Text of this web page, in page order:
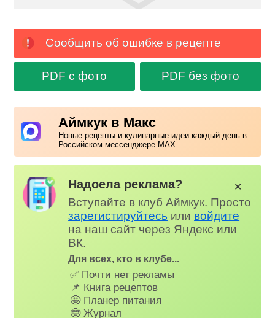
Сообщить об ошибке в рецепте
PDF с фото PDF без фото
Аймкук в Макс
Новые рецепты и кулинарные идеи каждый день в
Российском мессенджере MAX
Надоела реклама?
Вступайте в клуб Аймкук. Просто
зарегистируйтесь или войдите
на наш сайт через Яндекс или
ВК.
Для всех, кто в клубе...
✅ Почти нет рекламы
📌 Книга рецептов
🤩 Планер питания
🤓 Журнал
✕